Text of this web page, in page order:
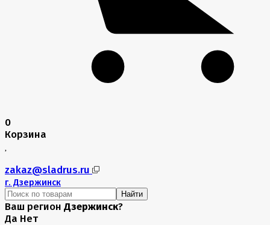
0
Корзина
zakaz@sladrus.ru
г. Дзержинск
Найти
Ваш регион Дзержинск?
Да Нет